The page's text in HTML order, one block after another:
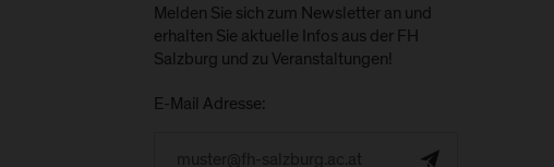
Melden Sie sich zum Newsletter an und
erhalten Sie aktuelle Infos aus der FH
Salzburg und zu Veranstaltungen!
E-Mail Adresse: